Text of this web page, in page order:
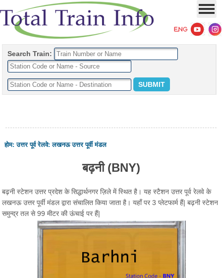
Search Train:
होम:उत्तर पूर्व रेलवे:लखनऊ उत्तर पूर्वी मंडल
बढ़नी (BNY)
बढ़नी स्टेशन उत्तर प्रदेश के सिद्धार्थनगर ज़िले में स्थित है। यह स्टैशन उत्तर पूर्व रेलवे के
लखनऊ उत्तर पूर्वी मंडल द्वारा संचालित किया जाता है। यहाँ पर 3 प्लेटफार्म हैं| बढ़नी स्टेशन
समुन्द्र तल से 99 मीटर की ऊंचाई पर हैं|